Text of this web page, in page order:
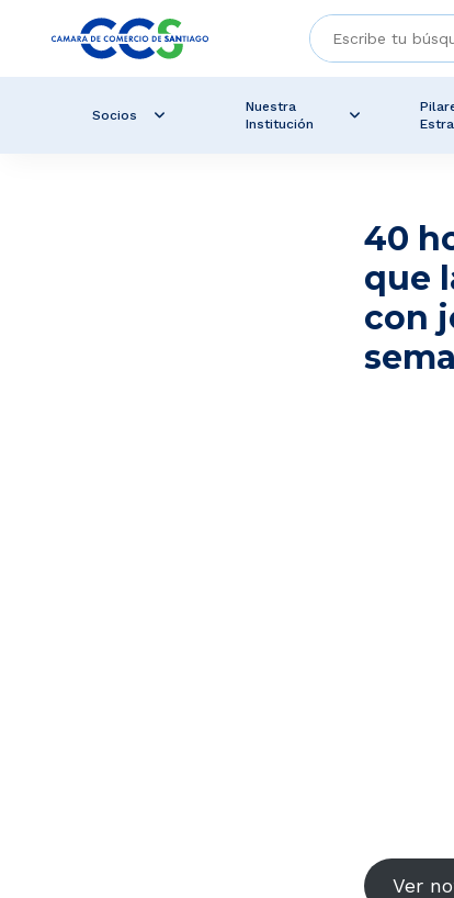
Socios
Nuestra
Institución
40
que
con
Ver